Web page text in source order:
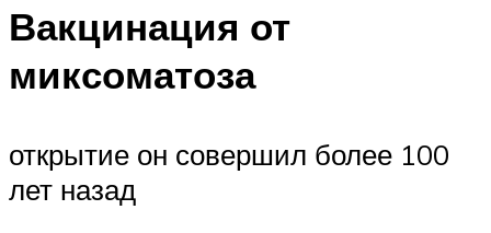
Вакцинация от
миксоматоза
открытие он совершил более 100
лет назад